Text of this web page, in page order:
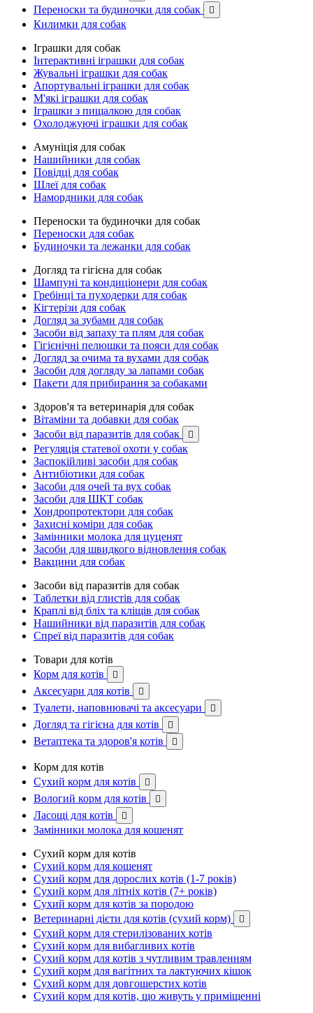
Переноски та будиночки для собак 
Килимки для собак
Іграшки для собак
Інтерактивні іграшки для собак
Жувальні іграшки для собак
Апортувальні іграшки для собак
М'які іграшки для собак
Іграшки з пищалкою для собак
Охолоджуючі іграшки для собак
Амуніція для собак
Нашийники для собак
Повідці для собак
Шлеї для собак
Намордники для собак
Переноски та будиночки для собак
Переноски для собак
Будиночки та лежанки для собак
Догляд та гігієна для собак
Шампуні та кондиціонери для собак
Гребінці та пуходерки для собак
Кігтерізи для собак
Догляд за зубами для собак
Засоби від запаху та плям для собак
Гігієнічні пелюшки та пояси для собак
Догляд за очима та вухами для собак
Засоби для догляду за лапами собак
Пакети для прибирання за собаками
Здоров'я та ветеринарія для собак
Вітаміни та добавки для собак
Засоби від паразитів для собак

Регуляція статевої охоти у собак
Заспокійливі засоби для собак
Антибіотики для собак
Засоби для очей та вух собак
Засоби для ШКТ собак
Хондропротектори для собак
Захисні коміри для собак
Замінники молока для цуценят
Засоби для швидкого відновлення собак
Вакцини для собак
Засоби від паразитів для собак
Таблетки від глистів для собак
Краплі від бліх та кліщів для собак
Нашийники від паразитів для собак
Спреї від паразитів для собак
Товари для котів
Корм для котів

Аксесуари для котів 
Туалети, наповнювачі та аксесуари 
Догляд та гігієна для котів 
Ветаптека та здоров'я котів 
Корм для котів
Сухий корм для котів

Вологий корм для котів 
Ласощі для котів 
Замінники молока для кошенят
Сухий корм для котів
Сухий корм для кошенят
Сухий корм для дорослих котів (1-7 років)
Сухий корм для літніх котів (7+ років)
Сухий корм для котів за породою
Ветеринарні дієти для котів (сухий корм)

Сухий корм для стерилізованих котів
Сухий корм для вибагливих котів
Сухий корм для котів з чутливим травленням
Сухий корм для вагітних та лактуючих кішок
Сухий корм для довгошерстих котів
Сухий корм для котів, що живуть у приміщенні